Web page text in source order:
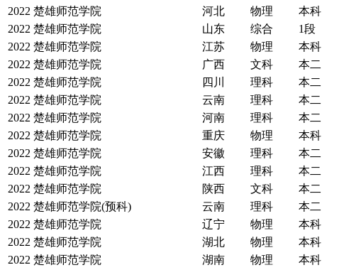
2022 楚雄师范学院 河北 物理 本科
2022 楚雄师范学院 山东 综合 1段
2022 楚雄师范学院 江苏 物理 本科
2022 楚雄师范学院 广西 文科 本二
2022 楚雄师范学院 四川 理科 本二
2022 楚雄师范学院 云南 理科 本二
2022 楚雄师范学院 河南 理科 本二
2022 楚雄师范学院 重庆 物理 本科
2022 楚雄师范学院 安徽 理科 本二
2022 楚雄师范学院 江西 理科 本二
2022 楚雄师范学院 陕西 文科 本二
2022 楚雄师范学院(预科) 云南 理科 本二
2022 楚雄师范学院 辽宁 物理 本科
2022 楚雄师范学院 湖北 物理 本科
2022 楚雄师范学院 湖南 物理 本科